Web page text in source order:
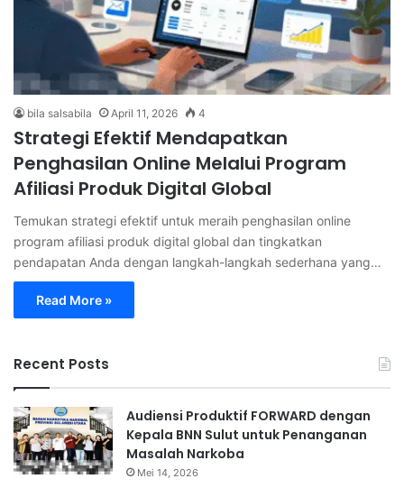
bila salsabila April 11, 2026 4
Strategi Efektif Mendapatkan
Penghasilan Online Melalui Program
Afiliasi Produk Digital Global
Temukan strategi efektif untuk meraih penghasilan online
program afiliasi produk digital global dan tingkatkan
pendapatan Anda dengan langkah-langkah sederhana yang…
Read More »
Recent Posts
Audiensi Produktif FORWARD dengan
Kepala BNN Sulut untuk Penanganan
Masalah Narkoba
Mei 14, 2026